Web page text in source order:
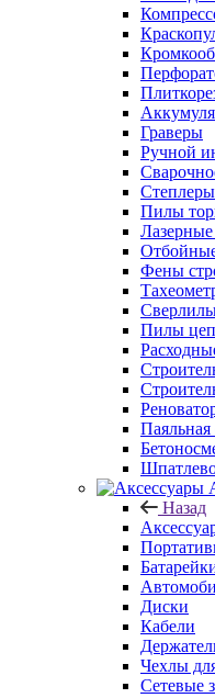
Граверы
Ручной
Пилы
Фены
Пилы
Паяльная
Назад
Диски
Кабели
Чехлы
Сетевые